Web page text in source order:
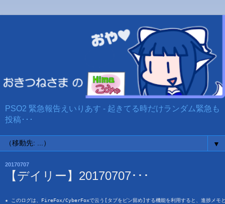
PSO2 緊急報告えいりあす - 起きてる時だけランダム緊急も
投稿･･･
▼
20170707
【デイリー】20170707･･･
★ このログは、FireFox/CyberFoxで云う[タブをピン留め]する機能を利用すると、進捗メモ